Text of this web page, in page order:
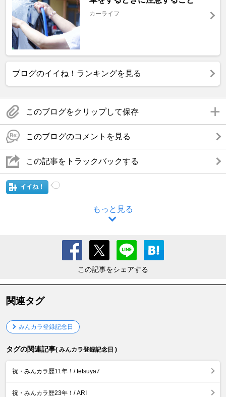
カーライフ
ブログのイイね！ランキングを見る
このブログをクリップして保存
このブログのコメントを見る
この記事をトラックバックする
イイね！
もっと見る
この記事をシェアする
関連タグ
みんカラ登録記念日
タグの関連記事( みんカラ登録記念日 )
祝・みんカラ歴11年！/ tetsuya7
祝・みんカラ歴23年！/ ARI